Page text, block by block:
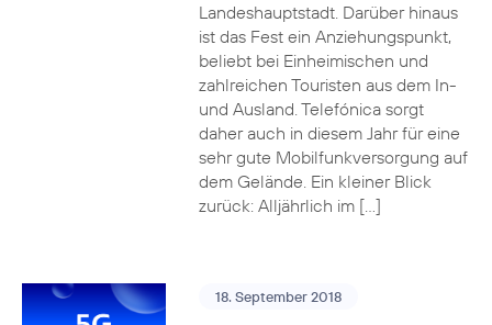
Landeshauptstadt. Darüber hinaus
ist das Fest ein Anziehungspunkt,
beliebt bei Einheimischen und
zahlreichen Touristen aus dem In-
und Ausland. Telefónica sorgt
daher auch in diesem Jahr für eine
sehr gute Mobilfunkversorgung auf
dem Gelände. Ein kleiner Blick
zurück: Alljährlich im […]
18. September 2018